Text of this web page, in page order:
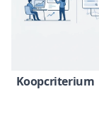
Koopcriterium